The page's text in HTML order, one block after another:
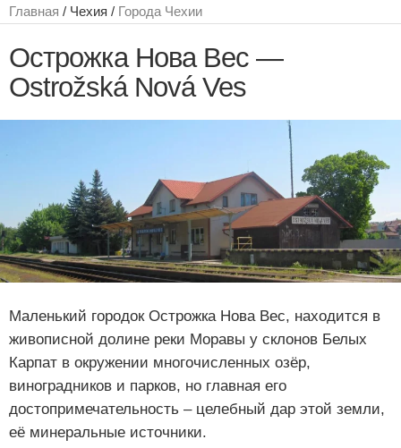
Главная / Чехия / Города Чехии
Острожка Нова Вес —
Ostrožská Nová Ves
Маленький городок Острожка Нова Вес, находится в
живописной долине реки Моравы у склонов Белых
Карпат в окружении многочисленных озёр,
виноградников и парков, но главная его
достопримечательность – целебный дар этой земли,
её минеральные источники.